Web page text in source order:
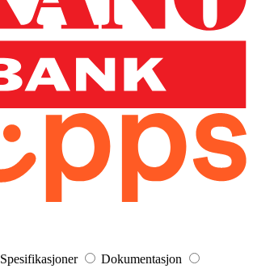
Spesifikasjoner
Dokumentasjon